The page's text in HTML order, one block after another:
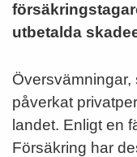
utbetalda
påverkat
landet. Enligt en
Försäkring har